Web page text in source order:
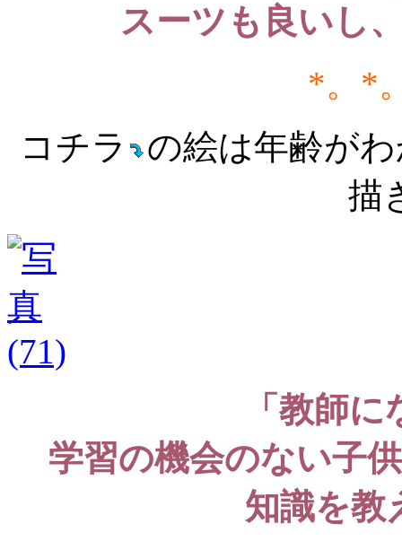
スーツも良いし
*。*
コチラ
の絵は年齢が
描
「教師
学習の機会のない子
知識を教